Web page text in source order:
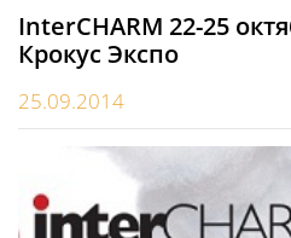
InterCHARM 22-25
Крокус Экспо
25.09.2014